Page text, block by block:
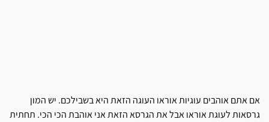
אם אתם אוהבים עוגיות אוראו העוגה הזאת היא בשבילכם. יש המון
גרסאות לעוגת אוראו אבל את הגרסא הזאת אני אוהבת הכי הכי. תחתית